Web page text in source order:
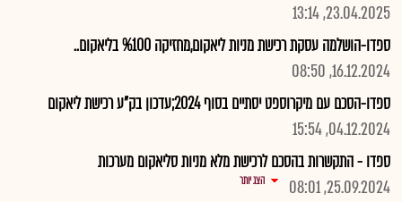
23.04.2025, 13:14
ספדו-הושלמה עסקת רכישת מניות ליאקום,מחזיקה %100 בליאקום..
16.12.2024, 08:50
ספדו-הסכם עם מיקרוספט יסתיים בסוף 2024;עדכון בק"ע רכישת ליאקום
04.12.2024, 15:54
ספדו - התקשרות בהסכם לרכישת מלא מניות סליאקום מערכות
25.09.2024, 08:01
הצג יותר